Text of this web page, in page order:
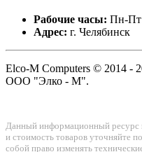
Рабочие часы: Пн-
Адрес: г. Челябинск
Elco-M Computers © 2014 -
ООО "Элко - М".
Данный информационный ресурс
и стоимость товаров уточняйте
собой право изменять